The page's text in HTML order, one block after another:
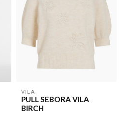
VILA
PULL SEBORA VILA
BIRCH
volgende bestelling
om op de hoogte te blijven
en ontvang5 euro korting
op je
aankoop! 😀